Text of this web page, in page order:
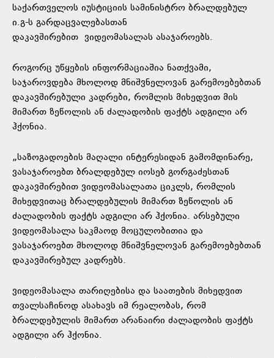
საქართველოს იუსტიციის სამინისტრო ბრალდებულ
ი.გ-ს გარდაცვალებასთან
დაკავშირებით ვიდეომასალას ასაჯაროებს.
როგორც უწყების ინფორმაციაშია ნათქვამი,
საჯაროვდება მხოლოდ მნიშვნელოვან გარემოებებთან
დაკავშირებული კადრები, რომლის მიხედვით მის
მიმართ ზეწოლის ან ძალადობის ფაქტს ადგილი არ
ჰქონია.
„საზოგადოების მაღალი ინტერესიდან გამომდინარე,
ვასაჯაროებთ ბრალდებულ იოსებ გორგაძესთან
დაკავშირებით ვიდეომასალათა ციკლს, რომლის
მიხედვითაც ბრალდებულის მიმართ ზეწოლის ან
ძალადობის ფაქტს ადგილი არ ჰქონია. არსებული
ვიდეომასალა საკმაოდ მოცულობითია და
ვასაჯაროებთ მხოლოდ მნიშვნელოვან გარემოებებთან
დაკავშირებულ კადრებს.
ვიდეომასალა თარიღებისა და საათების მიხედვით
თვალსაჩინოდ ასახავს იმ რეალობას, რომ
ბრალდებულის მიმართ არანაირი ძალადობის ფაქტს
ადგილი არ ჰქონია.